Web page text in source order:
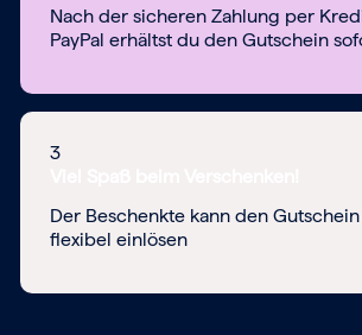
Nach der sicheren Zahlung per
PayPal erhältst du den Gutschein
3
Der Beschenkte kann den Gutschein
flexibel einlösen